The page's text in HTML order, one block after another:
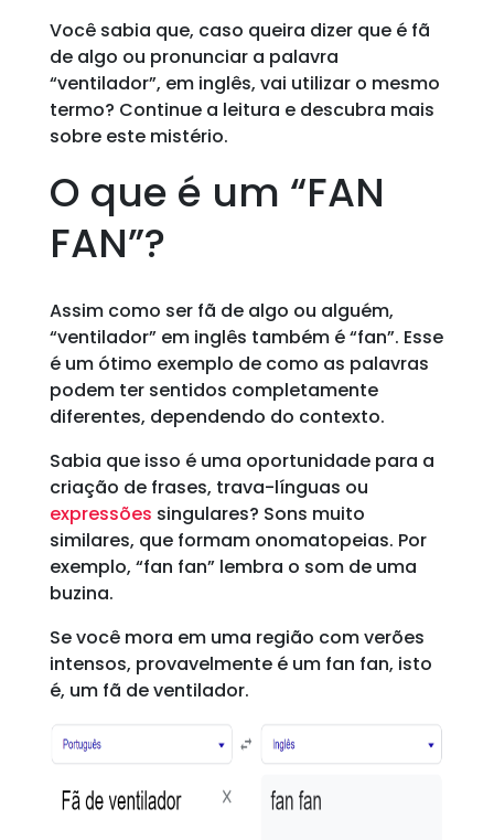
Você sabia que, caso queira dizer que é fã
de algo ou pronunciar a palavra
“ventilador”, em inglês, vai utilizar o mesmo
termo? Continue a leitura e descubra mais
sobre este mistério.
O que é um “FAN
FAN”?
Assim como ser fã de algo ou alguém,
“ventilador” em inglês também é “fan”. Esse
é um ótimo exemplo de como as palavras
podem ter sentidos completamente
diferentes, dependendo do contexto.
Sabia que isso é uma oportunidade para a
criação de frases, trava-línguas ou
expressões singulares? Sons muito
similares, que formam onomatopeias. Por
exemplo, “fan fan” lembra o som de uma
buzina.
Se você mora em uma região com verões
intensos, provavelmente é um fan fan, isto
é, um fã de ventilador.